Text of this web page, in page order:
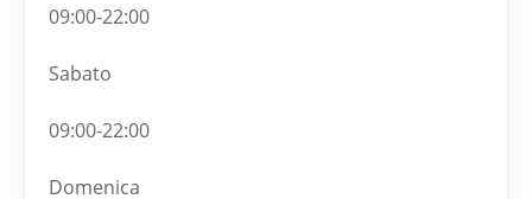
09:00-22:00
Sabato
09:00-22:00
Domenica